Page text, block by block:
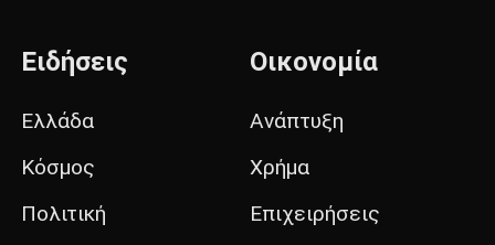
Ειδήσεις
Ελλάδα
Κόσμος
Πολιτική
Οικονομία
Ανάπτυξη
Χρήμα
Επιχειρήσεις